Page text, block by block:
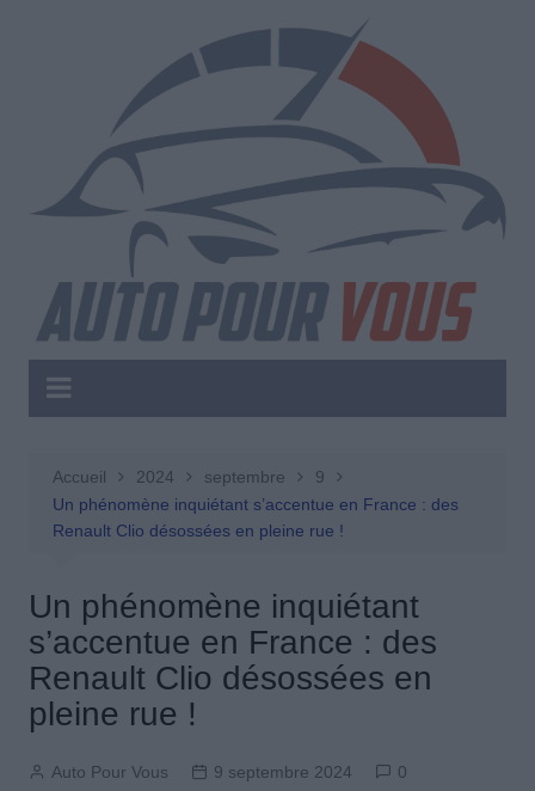
Accueil 2024 septembre
9
Un phénomène inquiétant s’accentue en France : des
Renault Clio désossées en pleine rue !
Un phénomène inquiétant
s’accentue en France : des
Renault Clio désossées en
pleine rue !
Auto Pour Vous 9 septembre 2024
0